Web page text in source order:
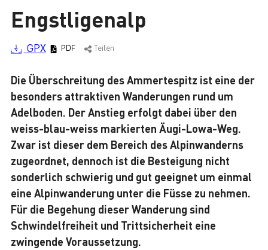
Engstligenalp
GPX PDF Teilen
Die Überschreitung des Ammertespitz ist eine der
besonders attraktiven Wanderungen rund um
Adelboden. Der Anstieg erfolgt dabei über den
weiss-blau-weiss markierten Äugi-Lowa-Weg.
Zwar ist dieser dem Bereich des Alpinwanderns
zugeordnet, dennoch ist die Besteigung nicht
sonderlich schwierig und gut geeignet um einmal
eine Alpinwanderung unter die Füsse zu nehmen.
Für die Begehung dieser Wanderung sind
Schwindelfreiheit und Trittsicherheit eine
zwingende Voraussetzung.